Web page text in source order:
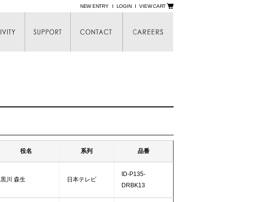
VIEW CART
LOGIN
NEW ENTRY
役名 系列 品番
黒川 森生 日本テレビ
ID-P135-
DRBK13